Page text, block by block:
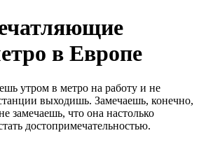
в Европе
утром в метро на работу и не
выходишь. Замечаешь, конечно,
замечаешь, что она настолько
достопримечательностью.